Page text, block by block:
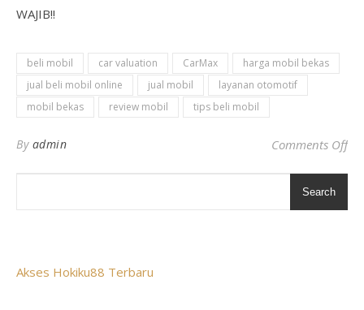
WAJIB!!
beli mobil car valuation CarMax
harga mobil bekas
jual beli mobil online
jual mobil
layanan otomotif
mobil bekas
review mobil tips beli mobil
By admin Comments Offon
Search
Akses Hokiku88 Terbaru